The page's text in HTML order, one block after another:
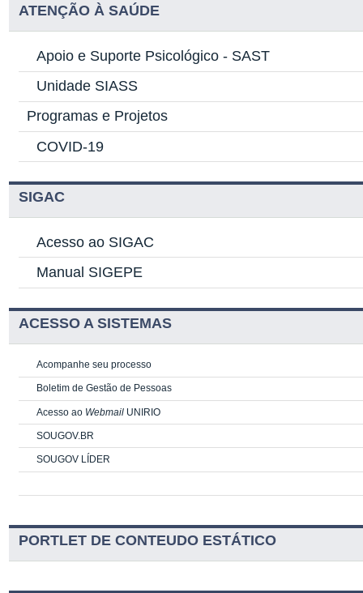
ATENÇÃO À SAÚDE
Apoio e Suporte Psicológico - SAST
Unidade SIASS
Programas e Projetos
COVID-19
SIGAC
Acesso ao SIGAC
Manual SIGEPE
ACESSO A SISTEMAS
Acompanhe seu processo
Boletim de Gestão de Pessoas
Acesso ao Webmail UNIRIO
SOUGOV.BR
SOUGOV LÍDER
PORTLET DE CONTEUDO ESTÁTICO